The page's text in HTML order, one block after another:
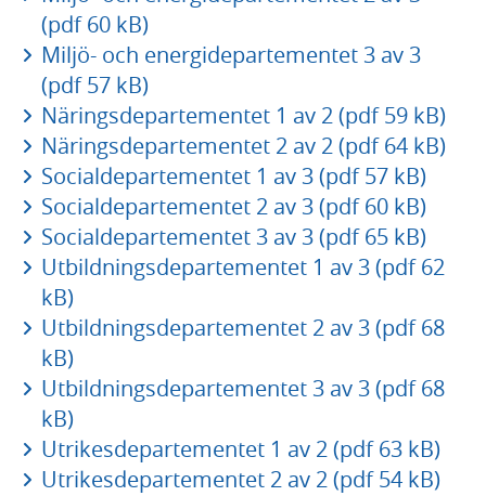
(pdf 60 kB)
Miljö- och energidepartementet 3 av 3
(pdf 57 kB)
Näringsdepartementet 1 av 2 (pdf 59 kB)
Näringsdepartementet 2 av 2 (pdf 64 kB)
Socialdepartementet 1 av 3 (pdf 57 kB)
Socialdepartementet 2 av 3 (pdf 60 kB)
Socialdepartementet 3 av 3 (pdf 65 kB)
Utbildningsdepartementet 1 av 3 (pdf 62
kB)
Utbildningsdepartementet 2 av 3 (pdf 68
kB)
Utbildningsdepartementet 3 av 3 (pdf 68
kB)
Utrikesdepartementet 1 av 2 (pdf 63 kB)
Utrikesdepartementet 2 av 2 (pdf 54 kB)